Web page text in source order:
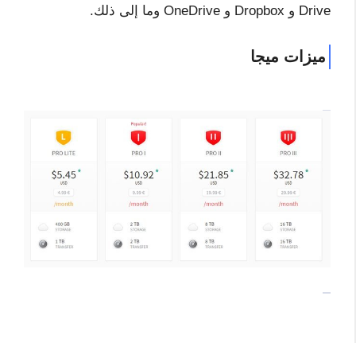
Drive و Dropbox و OneDrive وما إلى ذلك.
ميزات ميجا